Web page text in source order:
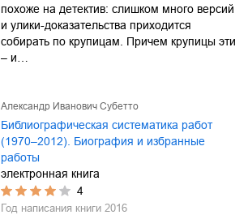
похоже на детектив: слишком много версий
и улики-доказательства приходится
собирать по крупицам. Причем крупицы эти
– и…
Александр Иванович Субетто
Библиографическая систематика работ
(1970–2012). Биография и избранные
работы
электронная книга
4
Год написания книги 2016